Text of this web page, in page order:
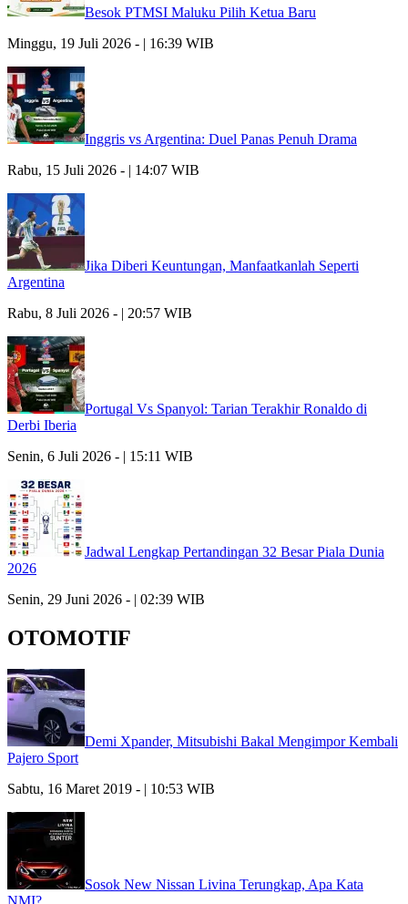
Besok PTMSI Maluku Pilih Ketua Baru
Minggu, 19 Juli 2026 - | 16:39 WIB
Inggris vs Argentina: Duel Panas Penuh Drama
Rabu, 15 Juli 2026 - | 14:07 WIB
Jika Diberi Keuntungan, Manfaatkanlah Seperti
Argentina
Rabu, 8 Juli 2026 - | 20:57 WIB
Portugal Vs Spanyol: Tarian Terakhir Ronaldo di
Derbi Iberia
Senin, 6 Juli 2026 - | 15:11 WIB
Jadwal Lengkap Pertandingan 32 Besar Piala Dunia
2026
Senin, 29 Juni 2026 - | 02:39 WIB
OTOMOTIF
Demi Xpander, Mitsubishi Bakal Mengimpor Kembali
Pajero Sport
Sabtu, 16 Maret 2019 - | 10:53 WIB
Sosok New Nissan Livina Terungkap, Apa Kata
NMI?